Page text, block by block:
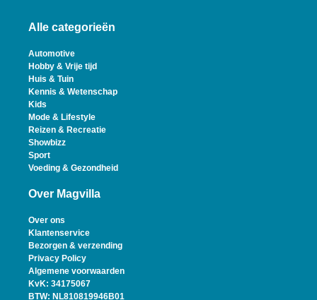
Alle categorieën
Automotive
Hobby & Vrije tijd
Huis & Tuin
Kennis & Wetenschap
Kids
Mode & Lifestyle
Reizen & Recreatie
Showbizz
Sport
Voeding & Gezondheid
Over Magvilla
Over ons
Klantenservice
Bezorgen & verzending
Privacy Policy
Algemene voorwaarden
KvK: 34175067
BTW: NL810819946B01